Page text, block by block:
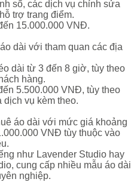
số, các dịch vụ chỉnh sửa
trợ trang điểm.
15.000.000 VNĐ.
dài với tham quan các địa
dài từ 3 đến 8 giờ, tùy theo
hàng.
5.500.000 VNĐ, tùy theo
vụ kèm theo.
áo dài với mức giá khoảng
VNĐ tùy thuộc vào
như Lavender Studio hay
cung cấp nhiều mẫu áo dài
nghiệp.